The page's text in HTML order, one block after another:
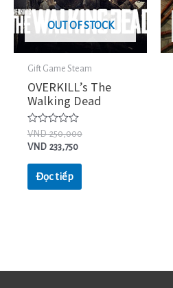
OUT OF STOCK
Gift Game Steam
OVERKILL’s The
Walking Dead
Được
xếp
hạng
sao
VND250,000
VND 233,750
Đọc tiếp